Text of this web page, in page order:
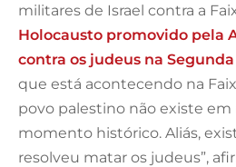
militares de Israel contra a
Holocausto promovido pela
contra os judeus na
que está acontecendo na
povo palestino não existe
momento histórico. Aliás,
resolveu matar os judeus”,